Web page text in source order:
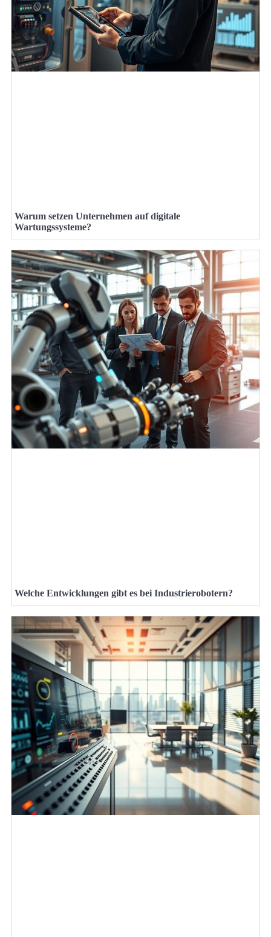
Warum setzen Unternehmen auf digitale
Wartungssysteme?
Welche Entwicklungen gibt es bei Industrierobotern?